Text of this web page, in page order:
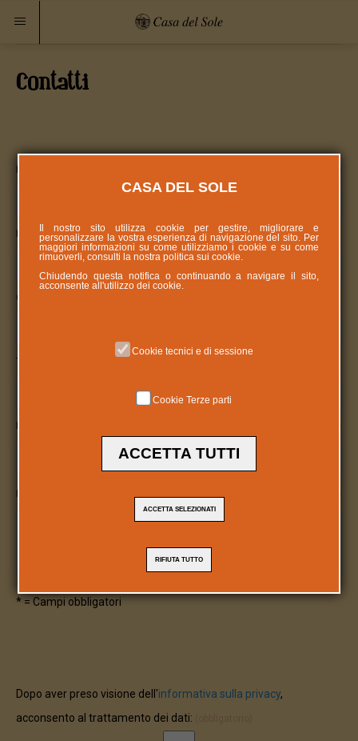
Contatti
Indirizzo:
Città:
Telefono:
* = Campi obbligatori
Dopo aver preso visione dell'informativa sulla privacy,
acconsento al trattamento dei dati:
CASA DEL SOLE
Il nostro sito utilizza cookie per gestire, migliorare e
personalizzare la vostra esperienza di navigazione del sito. Per
maggiori informazioni su come utilizziamo i cookie e su come
rimuoverli, consulti la nostra politica suicookie.
Chiudendo questa notifica o continuando a navigare il sito,
acconsente all'utilizzo dei cookie.
Cookie tecnici e di sessione
Cookie Terze parti
ACCETTA TUTTI
ACCETTA SELEZIONATI
RIFIUTA TUTTO